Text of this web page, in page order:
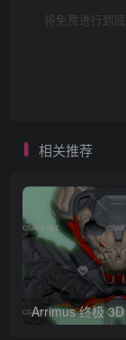
将免费进行到
相关推荐
Arrimus 终极